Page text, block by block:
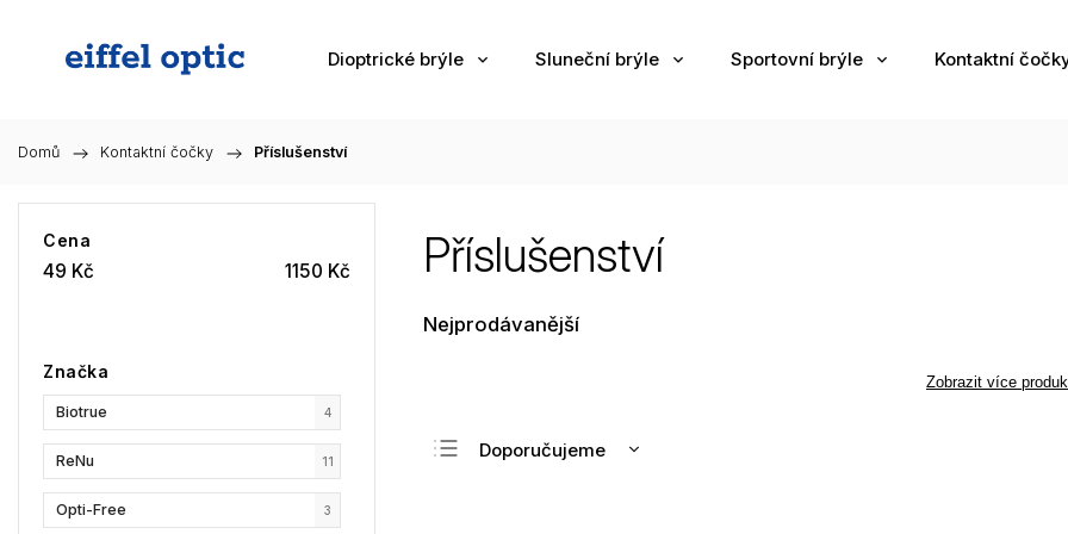
Dioptrické brýle Sluneční brýle Sportovní brýle Kontaktní
Domů / Kontaktní čočky / Příslušenství
Cena
49 Kč 1150 Kč
Značka
Biotrue 4
ReNu 11
Opti-Free 3
Příslušenství
Nejprodávanější
Zobrazit více
Doporučujeme